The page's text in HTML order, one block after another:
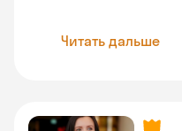
Читать дальше